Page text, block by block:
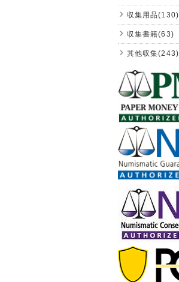
収集用品(130)
収集書籍(63)
其他収集(243)